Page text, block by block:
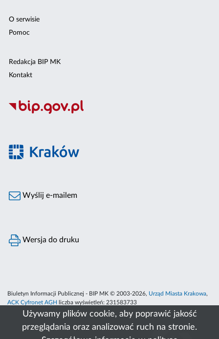
Używamy plików cookie, aby poprawić jakość
przeglądania oraz analizować ruch na stronie.
O serwisie
Pomoc
Redakcja BIP MK
Kontakt
Wyślij e-mailem
Wersja do druku
Biuletyn Informacji Publicznej - BIP MK © 2003-2026, Urząd Miasta Krakowa,
ACK Cyfronet AGH
liczba wyświetleń: 231583733